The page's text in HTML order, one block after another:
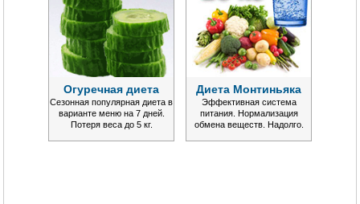
Огуречная диета
Сезонная популярная диета в
варианте меню на 7 дней.
Потеря веса до 5 кг.
Диета Монтиньяка
Эффективная система
питания. Нормализация
обмена веществ. Надолго.